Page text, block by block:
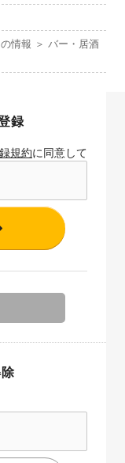
情報 ＞ バー・居酒
録
規約に同意して